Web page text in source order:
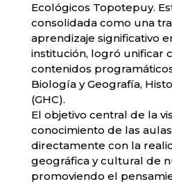
Ecológicos Topotepuy.
consolidada como una
aprendizaje significativo
institución, logró unificar
contenidos
Biología y Geografía,
(GHC).
​El objetivo central de la
conocimiento de las
directamente con la
geográfica y cultural de
promoviendo el